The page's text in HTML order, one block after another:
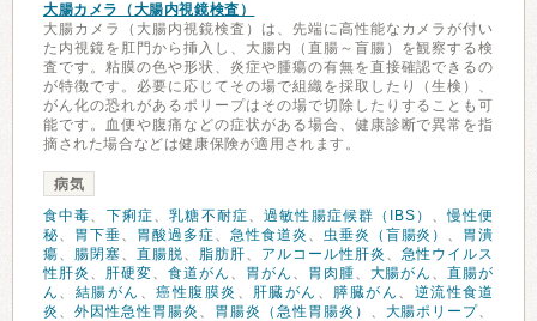
大腸カメラ（大腸内視鏡検査）
大腸カメラ（大腸内視鏡検査）は、先端に高性能なカメラが付い
た内視鏡を肛門から挿入し、大腸内（直腸～盲腸）を観察する検
査です。粘膜の色や形状、炎症や腫瘍の有無を直接確認できるの
が特徴です。必要に応じてその場で組織を採取したり（生検）、
がん化の恐れがあるポリープはその場で切除したりすることも可
能です。血便や腹痛などの症状がある場合、健康診断で異常を指
摘された場合などは健康保険が適用されます。
病気
食中毒、 下痢症、乳糖不耐症、過敏性腸症候群（IBS） 、慢性便
秘、 胃下垂、 胃酸過多症、 急性食道炎 、 虫垂炎（盲腸炎） 、 胃潰
瘍、 腸閉塞、 直腸脱、 脂肪肝、 アルコール性肝炎 、 急性ウイルス
性肝炎 、 肝硬変、 食道がん 、 胃がん 、 胃肉腫、 大腸がん 、直腸が
ん 、 結腸がん 、癌性腹膜炎 、 肝臓がん 、 膵臓がん 、 逆流性食道
炎 、 外因性急性胃腸炎 、 胃腸炎（急性胃腸炎） 、 大腸ポリープ、